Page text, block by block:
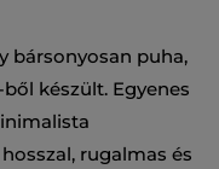
bársonyosan puha,
készült. Egyenes
rugalmas és